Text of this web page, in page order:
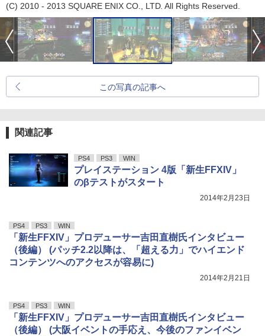
(C) 2010 - 2013 SQUARE ENIX CO., LTD. All Rights Reserved.
この写真の記事へ
関連記事
PS4 PS3 WIN
プレイステーション 4版「新生FFXIV」
のβテストがスタート
2014年2月23日
PS4 PS3 WIN
「新生FFXIV」プロデューサー吉田直樹氏インタビュー
（後編） (パッチ2.2以降は、「超える力」でハイエンド
コンテンツへのアクセスが容易に)
2014年2月21日
PS4 PS3 WIN
「新生FFXIV」プロデューサー吉田直樹氏インタビュー
（後編） (大阪イベントの手応え、今後のファンイベン